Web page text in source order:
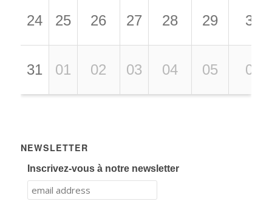
24 25 26 27 28 29 30
31 01 02 03 04 05 06
NEWSLETTER
Inscrivez-vous à notre newsletter